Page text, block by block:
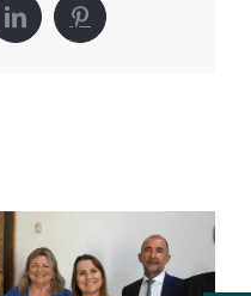
LinkedInPinterest